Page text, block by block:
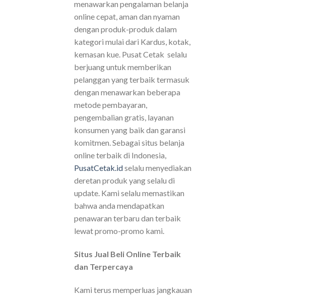
menawarkan pengalaman belanja
online cepat, aman dan nyaman
dengan produk-produk dalam
kategori mulai dari Kardus, kotak,
kemasan kue. Pusat Cetak selalu
berjuang untuk memberikan
pelanggan yang terbaik termasuk
dengan menawarkan beberapa
metode pembayaran,
pengembalian gratis, layanan
konsumen yang baik dan garansi
komitmen. Sebagai situs belanja
online terbaik di Indonesia,
PusatCetak.idselalu menyediakan
deretan produk yang selalu di
update. Kami selalu memastikan
bahwa anda mendapatkan
penawaran terbaru dan terbaik
lewat promo-promo kami.
Situs Jual Beli Online Terbaik
dan Terpercaya
Kami terus memperluas jangkauan